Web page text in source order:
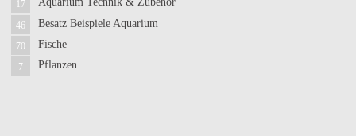
17
Besatz Beispiele Aquarium
46
Fische
70
Pflanzen
7